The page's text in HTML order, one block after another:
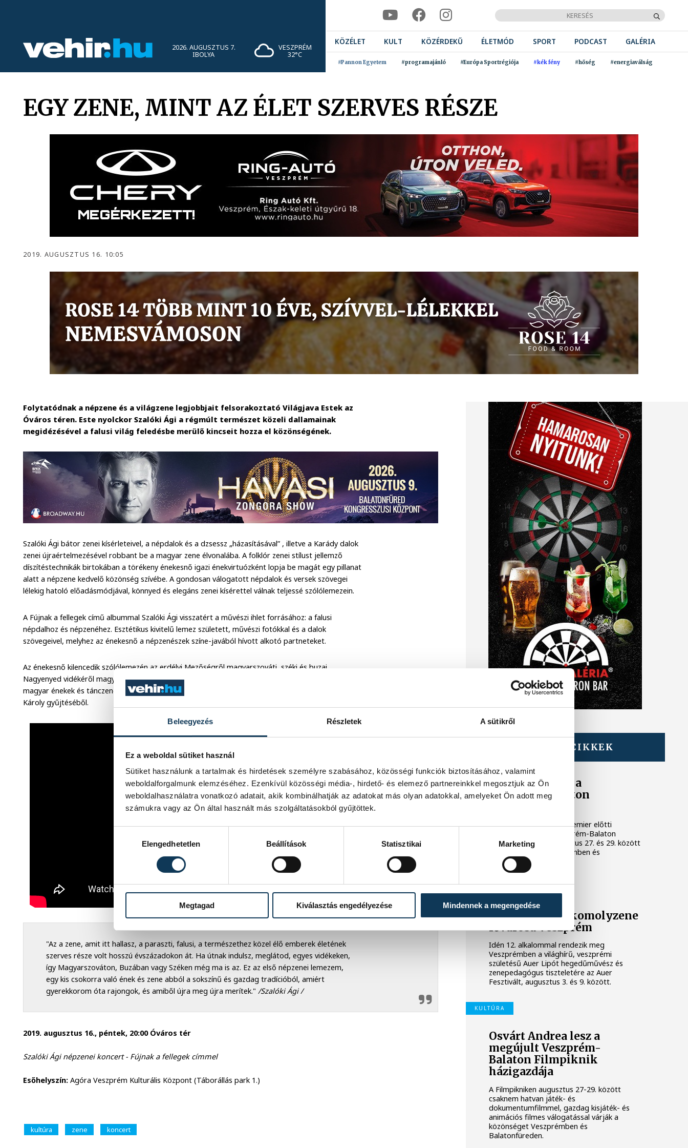
Beleegyezés Részletek A sütikről
Ez a weboldal sütiket használ
Sütiket használunk a tartalmak és hirdetések személyre szabásához, közösségi funkciók biztosításához, valamint
weboldalforgalmunk elemzéséhez. Ezenkívül közösségi média-, hirdető- és elemező partnereinkkel megosztjuk az Ön
weboldalhasználatra vonatkozó adatait, akik kombinálhatják az adatokat más olyan adatokkal, amelyeket Ön adott meg
számukra vagy az Ön által használt más szolgáltatásokból gyűjtöttek.
Elengedhetetlen
Beállítások Statisztikai Marketing
Megtagad Kiválasztás engedélyezése Mindennek a megengedése
2026. AUGUSZTUS 7.
IBOLYA
VESZPRÉM
32°C
KÖZÉLET KULT KÖZÉRDEKŰ ÉLETMÓD SPORT PODCAST GALÉRIA
#Pannon Egyetem #programajánló #Európa Sportrégiója #kék fény #hőség #energiaválság
EGY ZENE, MINT AZ ÉLET SZERVES RÉSZE
2019. AUGUSZTUS 16. 10:05
Folytatódnak a népzene és a világzene legjobbjait felsorakoztató Világjava Estek az
Óváros téren. Este nyolckor Szalóki Ági a régmúlt természet közeli dallamainak
megidézésével a falusi világ feledésbe merülő kincseit hozza el közönségének.
Szalóki Ági bátor zenei kísérleteivel, a népdalok és a dzsessz „házasításával” , illetve a Karády dalok
zenei újraértelmezésével robbant be a magyar zene élvonalába. A folklór zenei stílust jellemző
díszítéstechnikák birtokában a törékeny énekesnő igazi énekvirtuózként lopja be magát egy pillanat
alatt a népzene kedvelő közönség szívébe. A gondosan válogatott népdalok és versek szövegei
lélekig hatoló előadásmódjával, könnyed és elegáns zenei kísérettel válnak teljessé szólólemezein.
A Fújnak a fellegek című albummal Szalóki Ági visszatért a művészi ihlet forrásához: a falusi
népdalhoz és népzenéhez. Esztétikus kivitelű lemez született, művészi fotókkal és a dalok
szövegeivel, melyhez az énekesnő a népzenészek színe-javából hívott alkotó partneteket.
Az énekesnő kilencedik szólólemezén az erdélyi Mezőségről magyarszováti, széki és buzai,
Nagyenyed vidékéről magyarbecei, Kalotaszegről mérai, Magyarországról sárközi és somogyi
magyar énekek és tánczenék szólalnak meg, valamint egy zalai és egy csíki cigány hallgató Bari
Károly gyűjtéséből.
"Az a zene, amit itt hallasz, a paraszti, falusi, a természethez közel élő emberek életének
szerves része volt hosszú évszázadokon át. Ha útnak indulsz, meglátod, egyes vidékeken,
így Magyarszováton, Buzában vagy Széken még ma is az. Ez az első népzenei lemezem,
egy kis csokorra való ének és zene abból a sokszínű és gazdag tradícióból, amiért
gyerekkorom óta rajongok, és amiből újra meg újra merítek." /Szalóki Ági /
2019. augusztus 16., péntek, 20:00 Óváros tér
Szalóki Ági népzenei koncert - Fújnak a fellegek címmel
Esőhelyszín: Agóra Veszprém Kulturális Központ (Táborállás park 1.)
kultúra zene koncert
TOVÁBBI CIKKEK
Filmpremierek a
Veszprém-Balaton
Két premierrel és egy premier előtti
vetítéssel készül a Veszprém-Balaton
Filmpiknik, amely augusztus 27. és 29. között
várja a nézőket Veszprémben és
Balatonfüreden.
Ezen a héten a komolyzene
fővárosa Veszprém
Idén 12. alkalommal rendezik meg
Veszprémben a világhírű, veszprémi
születésű Auer Lipót hegedűművész és
zenepedagógus tiszteletére az Auer
Fesztivált, augusztus 3. és 9. között.
KULTÚRA
Osvárt Andrea lesz a
megújult Veszprém-
Balaton Filmpiknik
házigazdája
A Filmpikniken augusztus 27-29. között
csaknem hatvan játék- és
dokumentumfilmmel, gazdag kisjáték- és
animációs filmes válogatással várják a
közönséget Veszprémben és
Balatonfüreden.